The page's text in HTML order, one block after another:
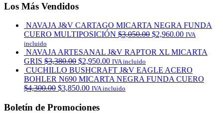
Los Más Vendidos
NAVAJA J&V CARTAGO MICARTA NEGRA FUNDA
CUERO MULTIPOSICIÓN $3,050.00 $2,960.00 IVA
incluido
NAVAJA ARTESANAL J&V RAPTOR XL MICARTA
GRIS $3,380.00 $2,950.00 IVA incluido
CUCHILLO BUSHCRAFT J&V EAGLE ACERO
BOHLER N690 MICARTA NEGRA FUNDA CUERO
$4,300.00 $3,850.00 IVA incluido
Boletín de Promociones